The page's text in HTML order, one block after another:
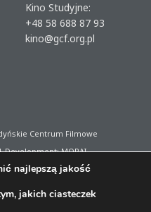
Kino Studyjne:
+48 58 688 87 93
kino@gcf.org.pl
Centrum Filmowe
Development:MORAI
najlepszą jakość
jakich ciasteczek